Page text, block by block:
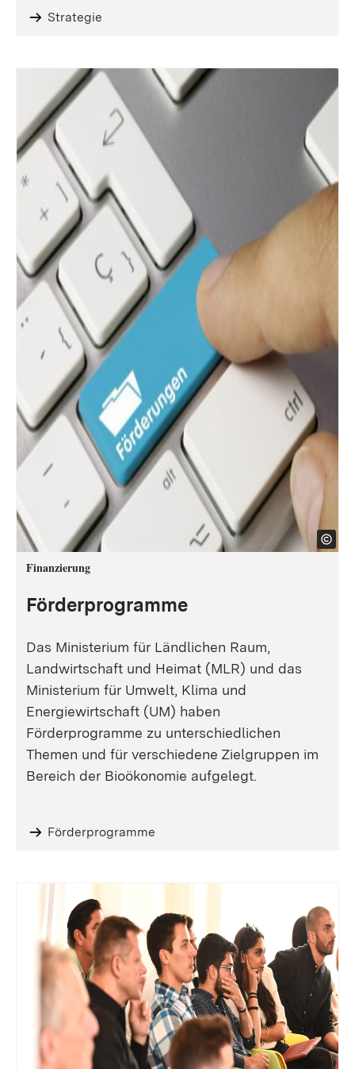
Strategie
Finanzierung
Förderprogramme
Das Ministerium für Ländlichen Raum,
Landwirtschaft und Heimat (MLR) und das
Ministerium für Umwelt, Klima und
Energiewirtschaft (UM) haben
Förderprogramme zu unterschiedlichen
Themen und für verschiedene Zielgruppen im
Bereich der Bioökonomie aufgelegt.
Förderprogramme